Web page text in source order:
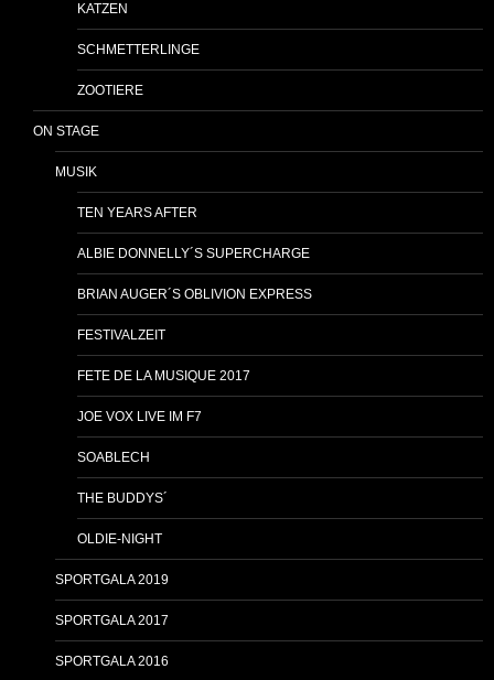
KATZEN
SCHMETTERLINGE
ZOOTIERE
ON STAGE
MUSIK
TEN YEARS AFTER
ALBIE DONNELLY´S SUPERCHARGE
BRIAN AUGER´S OBLIVION EXPRESS
FESTIVALZEIT
FETE DE LA MUSIQUE 2017
JOE VOX LIVE IM F7
SOABLECH
THE BUDDYS´
OLDIE-NIGHT
SPORTGALA 2019
SPORTGALA 2017
SPORTGALA 2016